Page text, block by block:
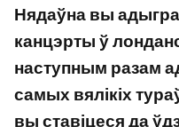
Нядаўна вы
канцэрты ў
наступным разам
самых вялікіх